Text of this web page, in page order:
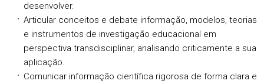
desenvolver.
Articular conceitos e debate informação, modelos, teorias
e instrumentos de investigação educacional em
perspectiva transdisciplinar, analisando criticamente a sua
aplicação.
Comunicar informação científica rigorosa de forma clara e